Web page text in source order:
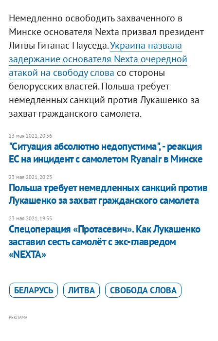
Немедленно освободить захваченного в
Минске основателя Nexta призвал президент
Литвы Гитанас Науседа.Украина назвала
задержание основателя Nexta очередной
атакой на свободу слова со стороны
белорусских властей. Польша требует
немедленных санкций против Лукашенко за
захват гражданского самолета.
23 мая 2021, 20:56
"Ситуация абсолютно недопустима", - реакция
ЕС на инцидент с самолетом Ryanair в Минске
23 мая 2021, 20:25
Польша требует немедленных санкций против
Лукашенко за захват гражданского самолета
23 мая 2021, 19:55
Спецоперация «Протасевич». Как Лукашенко
заставил сесть самолёт с экс-главредом
«NEXTA»
БЕЛАРУСЬ ЛИТВА СВОБОДА СЛОВА
РЕКЛАМА